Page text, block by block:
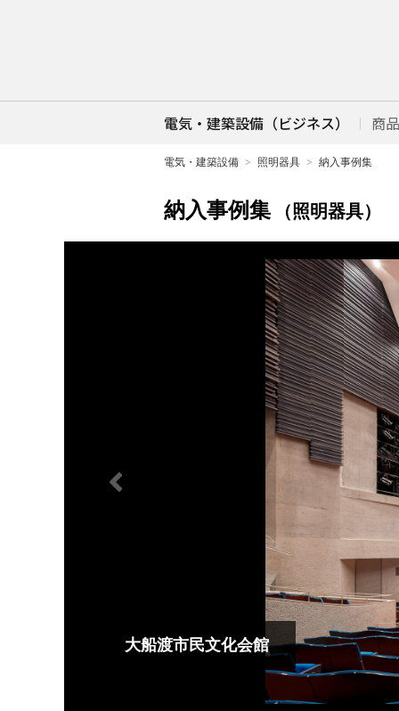
電気・建築設備（ビジネス） 商
電気・建築設備 照明器具 納入事例集
納入事例集 （照明器具）
大船渡市民文化会館